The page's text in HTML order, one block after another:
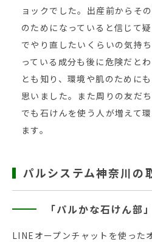
ョックでした。出産前からそ
のためになっていると信じて
でやり直したいくらいの気持
っている成分も後に危険だと
とも知り、環境や肌のために
思いました。また周りの友だ
でも石けんを使う人が増えて
ます。
パルシステム神奈川の
「パルかな石けん部」
LINEオープンチャットを使った